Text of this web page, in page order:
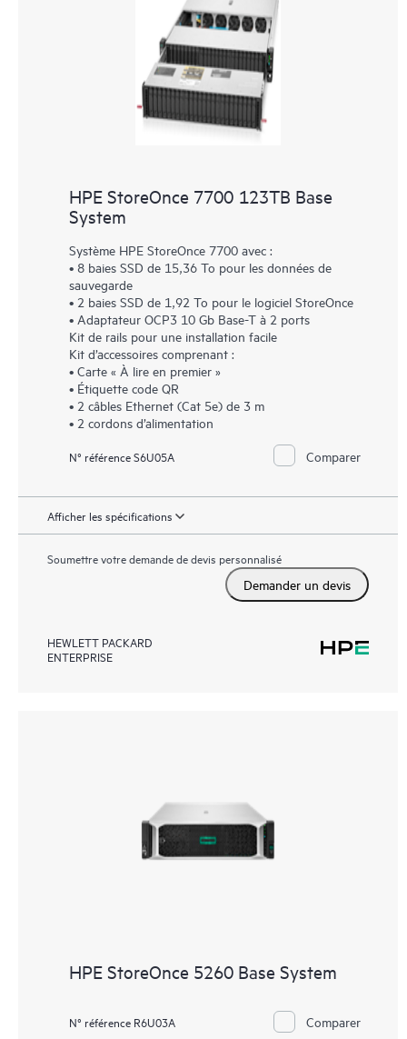
HPE StoreOnce 7700 123TB Base
System
Système HPE StoreOnce 7700 avec :
• 8 baies SSD de 15,36 To pour les données de
sauvegarde
• 2 baies SSD de 1,92 To pour le logiciel StoreOnce
• Adaptateur OCP3 10 Gb Base-T à 2 ports
Kit de rails pour une installation facile
Kit d’accessoires comprenant :
• Carte « À lire en premier »
• Étiquette code QR
• 2 câbles Ethernet (Cat 5e) de 3 m
• 2 cordons d’alimentation
N° référence S6U05A Comparer
Afficher les spécifications
Soumettre votre demande de devis personnalisé
Demander un devis
HEWLETT PACKARD
ENTERPRISE
HPE StoreOnce 5260 Base System
N° référence R6U03A Comparer